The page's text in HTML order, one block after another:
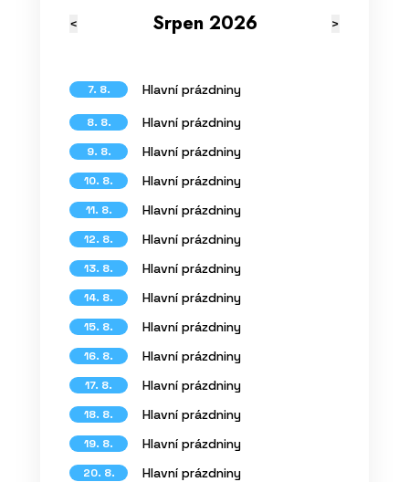
< Srpen 2026 >
7. 8. Hlavní prázdniny
8. 8. Hlavní prázdniny
9. 8. Hlavní prázdniny
10. 8. Hlavní prázdniny
11. 8. Hlavní prázdniny
12. 8. Hlavní prázdniny
13. 8. Hlavní prázdniny
14. 8. Hlavní prázdniny
15. 8. Hlavní prázdniny
16. 8. Hlavní prázdniny
17. 8. Hlavní prázdniny
18. 8. Hlavní prázdniny
19. 8. Hlavní prázdniny
20. 8. Hlavní prázdniny